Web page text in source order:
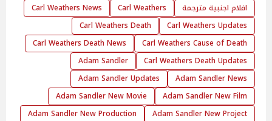
افلام اجنبية مترجمة
Carl Weathers
Carl Weathers News
Carl Weathers Updates
Carl Weathers Death
Carl Weathers Cause of Death
Carl Weathers Death News
Carl Weathers Death Updates
Adam Sandler
Adam Sandler News
Adam Sandler Updates
Adam Sandler New Film
Adam Sandler New Movie
Adam Sandler New Project
Adam Sandler New Production